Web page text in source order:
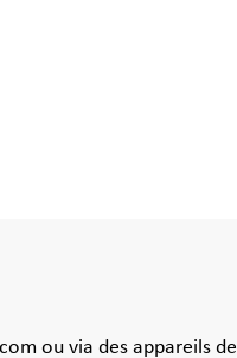
ou via des appareils de